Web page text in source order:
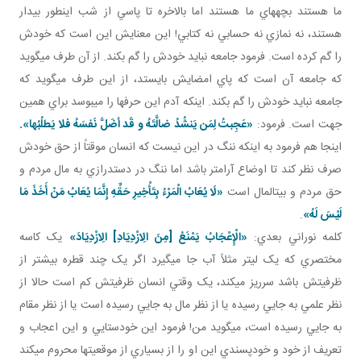
ما هستند بچه هاي ما هستند اما بالاخره تا پاسي از شب اين طور بيدار
هستند، نه نمازي نه حسابي نه کتابي! اين معنايش اين است که خودش
را گم کرده است. فرمود جامعه نبايد خودش را گم بکند. از آن طرف مي گويد
که جامعه آن است که پاي امضايش بايستد، از اين طرف مي گويد که
جامعه نبايد خودش را گم بکند. اينکه آدم اين حرف ها را مي بوسد براي همين
جهت است. فرمود: «عَجِبتُ لِمَن يَنشُدُ ضالَّتَهُ و قَد أضَلَّ نَفسَهُ فلا يَطلُبُها».
اينجا هم فرمود به اينکه ننگ در اين نيست که انسان موقتاً از حق خودش
صرف نظر کند تا اوضاع آرام تر باشد اما ننگ در دست درازي به مال مردم و
حق مردم و بيت المال است «لَا يُعَابُ الْمَرْءُ بِتَأْخِيرِ حَقِّهِ إِنَّمَا يُعَابُ مَنْ أَخَذَ مَا
لَيْسَ لَهُ‏».
کلمه نوراني بعدي: «الْإِعْجَابُ يَمْنَعُ [مِنَ الِازْدِيَادِ] الِازْدِيَادَ» يک کاسه
مختصري که يک ليتر مثلاً آب جا مي گيرد اگر يک چند قطره بيشتر از
ظرفيتش باشد سرريز مي کند، يک وقتي انسان ظرفيتش کم است حالا از
نظر علمي به جايي رسيده يا از نظر مال به جايي رسيده است يا از نظر مقام
به جايي رسيده است، مي گويد من! فرمود اين خودستايي و اين اعجاب و
تعريف از خود و خودپسندي اين او را از بسياري از موقعيت ها محروم مي کند